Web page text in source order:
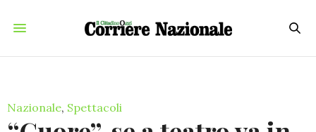
Nazionale, Spettacoli